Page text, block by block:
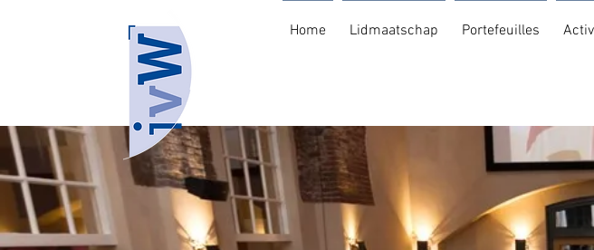
Home Lidmaatschap Portefeuilles